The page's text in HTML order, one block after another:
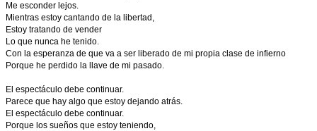
Me esconder lejos.
Mientras estoy cantando de la libertad,
Estoy tratando de vender
Lo que nunca he tenido.
Con la esperanza de que va a ser liberado de mi propia clase de infierno
Porque he perdido la llave de mi pasado.
El espectáculo debe continuar.
Parece que hay algo que estoy dejando atrás.
El espectáculo debe continuar.
Porque los sueños que estoy teniendo,